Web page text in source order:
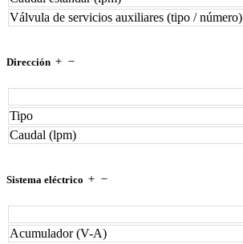
Válvula de servicios auxiliares (tipo / número)
Dirección
Tipo
Caudal (lpm)
Sistema eléctrico
Acumulador (V-A)